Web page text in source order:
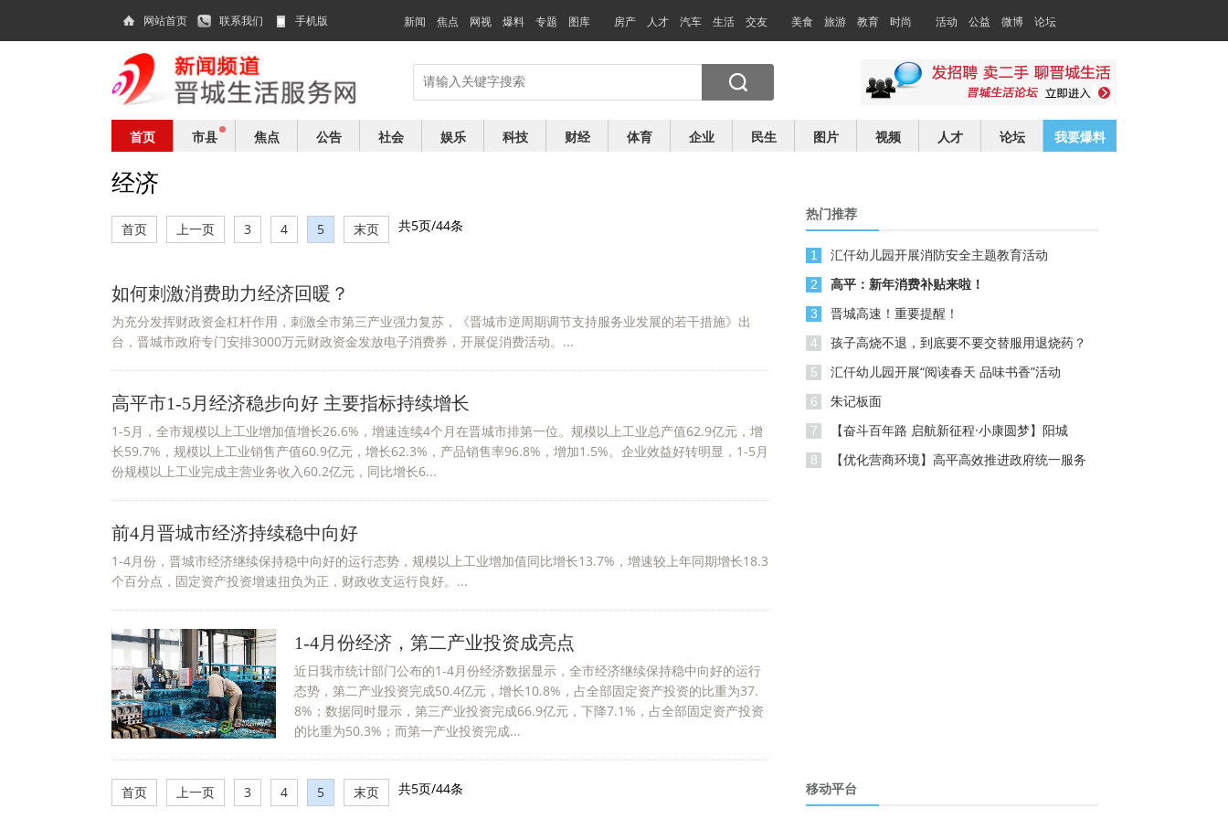
网站首页 联系我们 手机版 新闻 焦点 网视 爆料 专题 图库 房产 人才 汽车 生活 交友 美食 旅游 教育 时尚 活动 公益 微博 论坛
首页 市县 焦点 公告 社会 娱乐 科技 财经 体育 企业 民生 图片 视频 人才 论坛 我要爆料
经济
共5页/44条
首页 上一页 3 4 5 末页
如何刺激消费助力经济回暖？
为充分发挥财政资金杠杆作用，刺激全市第三产业强力复苏，《晋城市逆周期调节支持服务业发展的若干措施》出
台，晋城市政府专门安排3000万元财政资金发放电子消费券，开展促消费活动。...
高平市1-5月经济稳步向好 主要指标持续增长
1-5月，全市规模以上工业增加值增长26.6%，增速连续4个月在晋城市排第一位。规模以上工业总产值62.9亿元，增
长59.7%，规模以上工业销售产值60.9亿元，增长62.3%，产品销售率96.8%，增加1.5%。企业效益好转明显，1-5月
份规模以上工业完成主营业务收入60.2亿元，同比增长6...
前4月晋城市经济持续稳中向好
1-4月份，晋城市经济继续保持稳中向好的运行态势，规模以上工业增加值同比增长13.7%，增速较上年同期增长18.3
个百分点，固定资产投资增速扭负为正，财政收支运行良好。...
1-4月份经济，第二产业投资成亮点
近日我市统计部门公布的1-4月份经济数据显示，全市经济继续保持稳中向好的运行
态势，第二产业投资完成50.4亿元，增长10.8%，占全部固定资产投资的比重为37.
8%；数据同时显示，第三产业投资完成66.9亿元，下降7.1%，占全部固定资产投资
的比重为50.3%；而第一产业投资完成...
共5页/44条
首页 上一页 3 4 5 末页
热门推荐
1 汇仟幼儿园开展消防安全主题教育活动
2 高平：新年消费补贴来啦！
3 晋城高速！重要提醒！
4 孩子高烧不退，到底要不要交替服用退烧药？
5 汇仟幼儿园开展“阅读春天 品味书香”活动
6 朱记板面
7 【奋斗百年路 启航新征程·小康圆梦】阳城
8 【优化营商环境】高平高效推进政府统一服务
移动平台